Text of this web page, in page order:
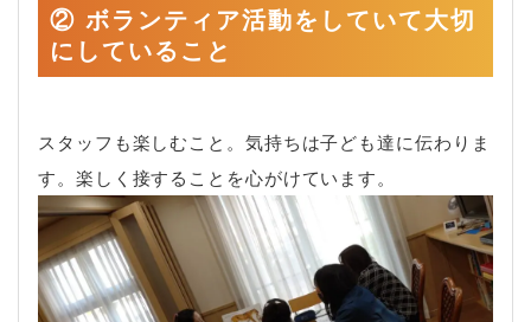
② ボランティア活動をしていて大切
にしていること
スタッフも楽しむこと。気持ちは子ども達に伝わりま
す。楽しく接することを心がけています。